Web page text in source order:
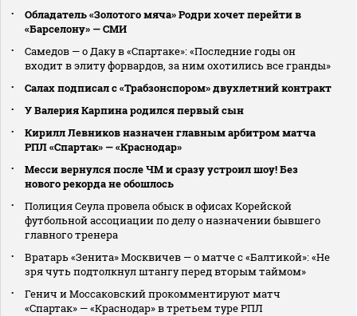
Обладатель «Золотого мяча» Родри хочет перейти в
«Барселону» — СМИ
Самедов — о Даку в «Спартаке»: «Последние годы он
входит в элиту форвардов, за ним охотились все гранды»
Салах подписал с «Трабзонспором» двухлетний контракт
У Валерия Карпина родился первый сын
Кирилл Левников назначен главным арбитром матча
РПЛ «Спартак» — «Краснодар»
Месси вернулся после ЧМ и сразу устроил шоу! Без
нового рекорда не обошлось
Полиция Сеула провела обыск в офисах Корейской
футбольной ассоциации по делу о назначении бывшего
главного тренера
Вратарь «Зенита» Москвичев — о матче с «Балтикой»: «Не
зря чуть подтолкнул штангу перед вторым таймом»
Генич и Моссаковский прокомментируют матч
«Спартак» — «Краснодар» в третьем туре РПЛ